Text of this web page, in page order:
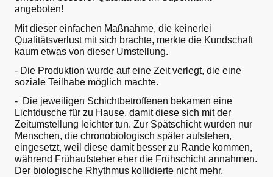
angeboten!
Mit dieser einfachen Maßnahme, die keinerlei
Qualitätsverlust mit sich brachte, merkte die Kundschaft
kaum etwas von dieser Umstellung.
- Die Produktion wurde auf eine Zeit verlegt, die eine
soziale Teilhabe möglich machte.
- Die jeweiligen Schichtbetroffenen bekamen eine
Lichtdusche für zu Hause, damit diese sich mit der
Zeitumstellung leichter tun. Zur Spätschicht wurden nur
Menschen, die chronobiologisch später aufstehen,
eingesetzt, weil diese damit besser zu Rande kommen,
während Frühaufsteher eher die Frühschicht annahmen.
Der biologische Rhythmus kollidierte nicht mehr.